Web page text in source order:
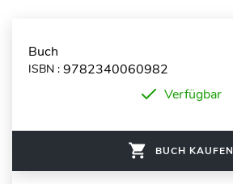
Buch
ISBN : 9782340060982
Verfügbar
BUCH KAUFEN